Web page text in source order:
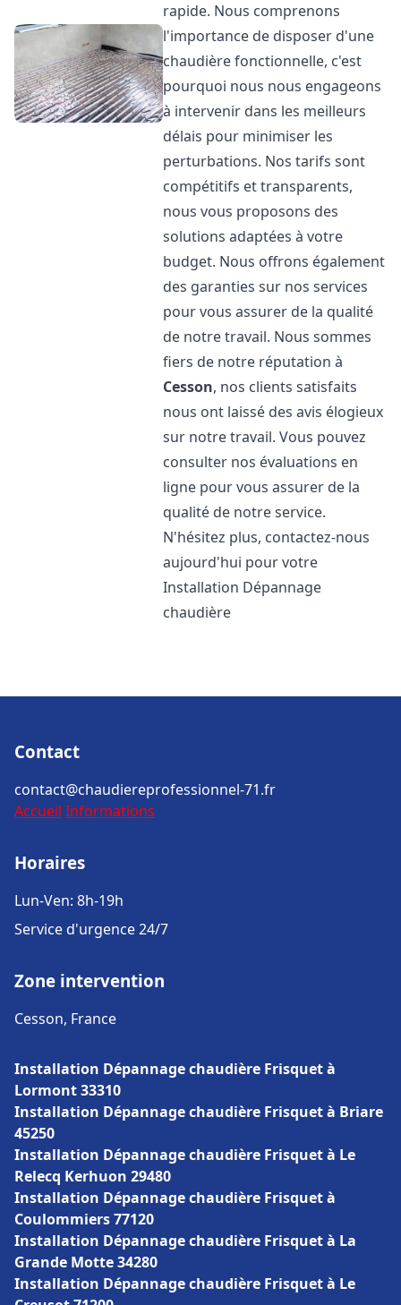
rapide. Nous comprenons
l'importance de disposer d'une
chaudière fonctionnelle, c'est
pourquoi nous nous engageons
à intervenir dans les meilleurs
délais pour minimiser les
perturbations. Nos tarifs sont
compétitifs et transparents,
nous vous proposons des
solutions adaptées à votre
budget. Nous offrons également
des garanties sur nos services
pour vous assurer de la qualité
de notre travail. Nous sommes
fiers de notre réputation à
Cesson, nos clients satisfaits
nous ont laissé des avis élogieux
sur notre travail. Vous pouvez
consulter nos évaluations en
ligne pour vous assurer de la
qualité de notre service.
N'hésitez plus, contactez-nous
aujourd'hui pour votre
Installation Dépannage
chaudière
Contact
contact@chaudiereprofessionnel-71.fr
Accueil Informations
Horaires
Lun-Ven: 8h-19h
Service d'urgence 24/7
Zone intervention
Cesson, France
Installation Dépannage chaudière Frisquet à
Lormont 33310
Installation Dépannage chaudière Frisquet à Briare
45250
Installation Dépannage chaudière Frisquet à Le
Relecq Kerhuon 29480
Installation Dépannage chaudière Frisquet à
Coulommiers 77120
Installation Dépannage chaudière Frisquet à La
Grande Motte 34280
Installation Dépannage chaudière Frisquet à Le